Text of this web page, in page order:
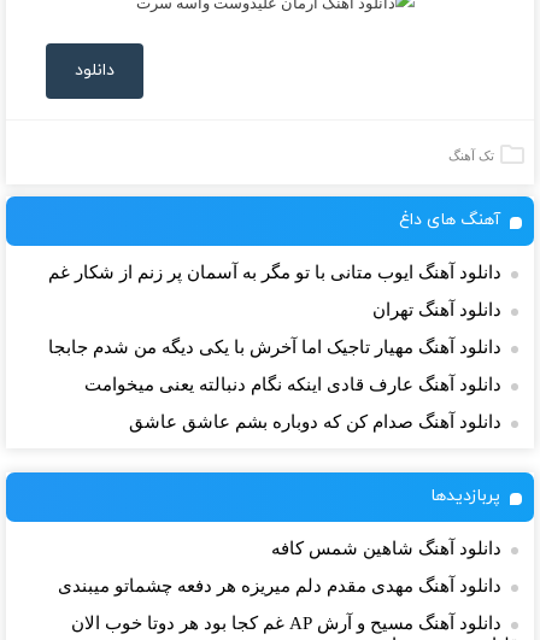
دانلود
تک آهنگ
آهنگ های داغ
دانلود آهنگ ایوب متانی با تو مگر به آسمان پر زنم از شکار غم
دانلود آهنگ تهران
دانلود آهنگ مهیار تاجیک اما آخرش با یکی دیگه من شدم جابجا
دانلود آهنگ عارف قادی اینکه نگام دنبالته یعنی میخوامت
دانلود آهنگ صدام کن که دوباره بشم عاشق عاشق
پربازدیدها
دانلود آهنگ شاهین شمس کافه
دانلود آهنگ مهدی مقدم دلم میریزه هر دفعه چشماتو میبندی
دانلود آهنگ مسیح و آرش AP غم کجا بود هر دوتا خوب الان